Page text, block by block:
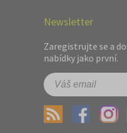
Newsletter
Zaregistrujte se a
nabídky jako první.